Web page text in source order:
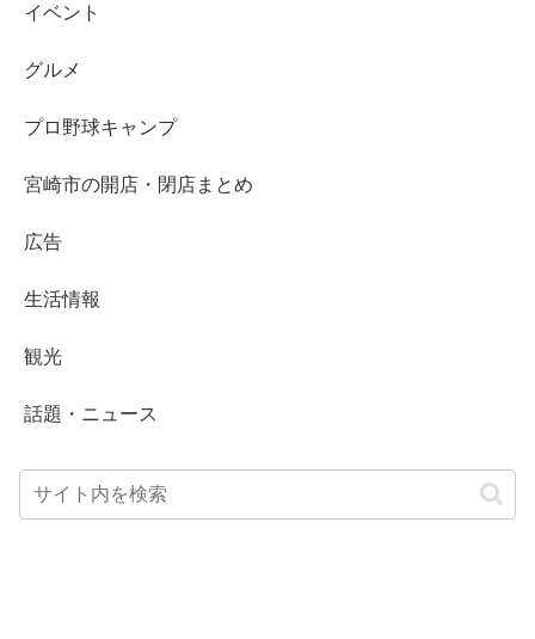
イベント
グルメ
プロ野球キャンプ
宮崎市の開店・閉店まとめ
広告
生活情報
観光
話題・ニュース